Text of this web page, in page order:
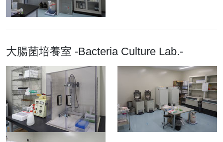
2018.04.18 トピックス
クライオ電子顕微鏡が導入
されました
大腸菌培養室 -Bacteria Culture Lab.-